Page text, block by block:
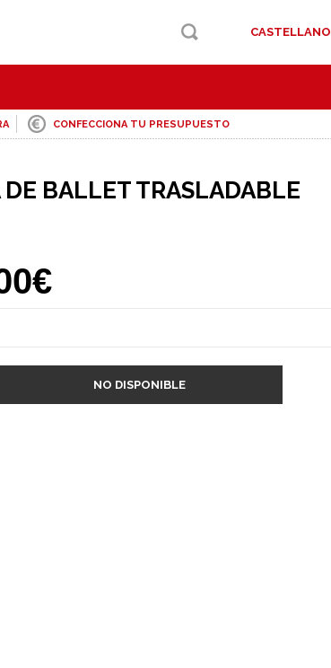
CASTELLANO
CONFECCIONA TU PRESUPUESTO
DE BALLET TRASLADABLE
NO DISPONIBLE